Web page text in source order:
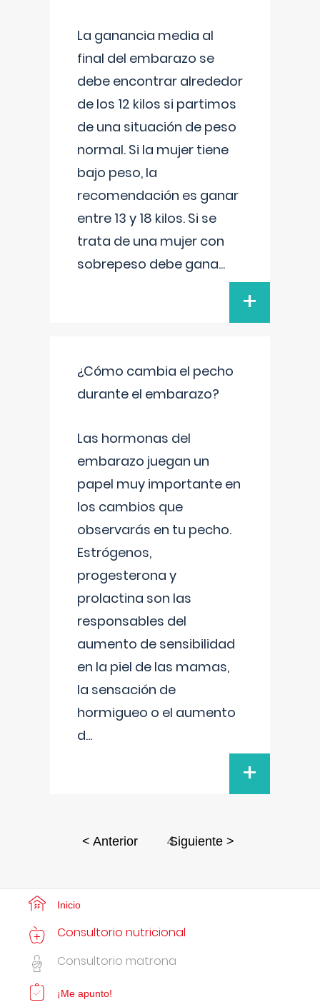
La ganancia media al
final del embarazo se
debe encontrar alrededor
de los 12 kilos si partimos
de una situación de peso
normal. Si la mujer tiene
bajo peso, la
recomendación es ganar
entre 13 y 18 kilos. Si se
trata de una mujer con
sobrepeso debe gana...
+
¿Cómo cambia el pecho
durante el embarazo?
Las hormonas del
embarazo juegan un
papel muy importante en
los cambios que
observarás en tu pecho.
Estrógenos,
progesterona y
prolactina son las
responsables del
aumento de sensibilidad
en la piel de las mamas,
la sensación de
hormigueo o el aumento
d...
+
< Anterior 4
Siguiente >
Inicio
Consultorio nutricional
Consultorio matrona
¡Me apunto!